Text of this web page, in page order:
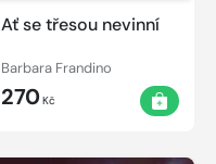
Ať se třesou nevinní
Barbara Frandino
270Kč